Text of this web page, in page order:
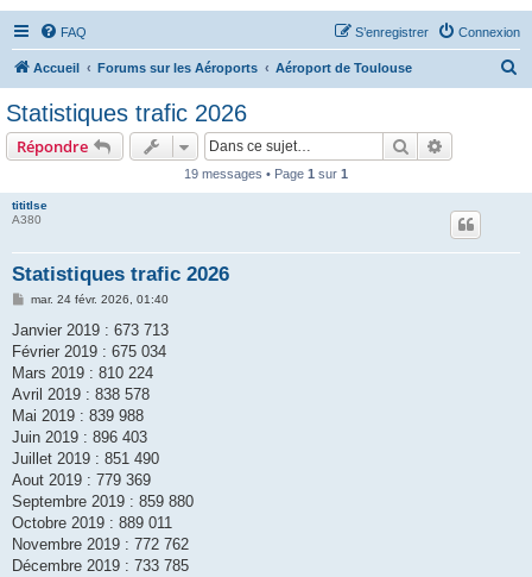
FAQ Connexion
S’enregistrer
Accueil Forums sur les Aéroports Aéroport de Toulouse
Statistiques trafic 2026
Répondre Rechercher
19 messages • Page 1 sur 1
tititlse
A380
Statistiques trafic 2026
M
s
a
g
mar. 24 févr. 2026, 01:40
Janvier 2019 : 673 713
Février 2019 : 675 034
Mars 2019 : 810 224
Avril 2019 : 838 578
Mai 2019 : 839 988
Juin 2019 : 896 403
Juillet 2019 : 851 490
Aout 2019 : 779 369
Septembre 2019 : 859 880
Octobre 2019 : 889 011
Novembre 2019 : 772 762
Décembre 2019 : 733 785